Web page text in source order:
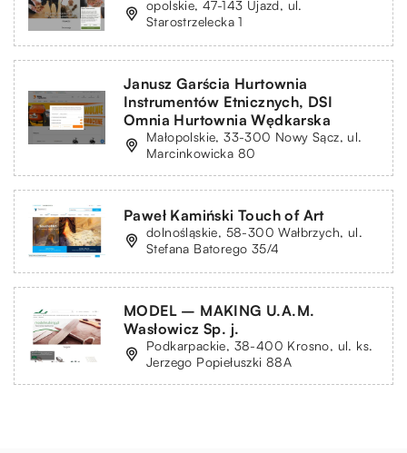
opolskie, 47-143 Ujazd, ul.
Starostrzelecka 1
Janusz Garścia Hurtownia
Instrumentów Etnicznych, DSI
Omnia Hurtownia Wędkarska
Małopolskie, 33-300 Nowy Sącz, ul.
Marcinkowicka 80
Paweł Kamiński Touch of Art
dolnośląskie, 58-300 Wałbrzych, ul.
Stefana Batorego 35/4
MODEL – MAKING U.A.M.
Wasłowicz Sp. j.
Podkarpackie, 38-400 Krosno, ul. ks.
Jerzego Popiełuszki 88A